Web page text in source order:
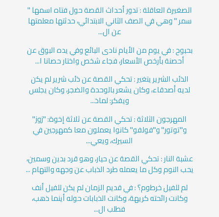
الصغيرة العاقلة : تدور أحداث القصة حول فتاه اسمها "
سمر " وهي في الصف الثاني الابتدائي، حدثتها معلمتها
عن ال...
بحبوح : في يوم من الأيام نادى البائع وفي يده البوق عن
أحصنة بأرخص الأسعار، فجاء شخص واختار حصانا ا...
الذئب الشرير يتغير : تحكي القصة عن ذئب شرير لم يكن
لديه أصدقاء، وكان يشعر بالوحدة والضجر، وكان يجلس
ويفكر: لماذ...
المهرجون الثلاثة : تحكي القصة عن ثلاثة إخوة: "زوز"
و"توتور" و"فولفو" كانوا يعملون معا كمهرجين في
السيرك، ويعي...
عشبة النار : تحكي القصة عن حيار، وهو قرد بدين وسمين،
يحب النوم وكل ما يعمله طرد الذباب عن وجهه والتهام ...
لم للفيل خرطوم؟ : في قديم الزمان لم يكن للفيل أنف
وكانت رائحته كريهة، وكانت الذبابات حوله أينما ذهب،
فطلب ال...